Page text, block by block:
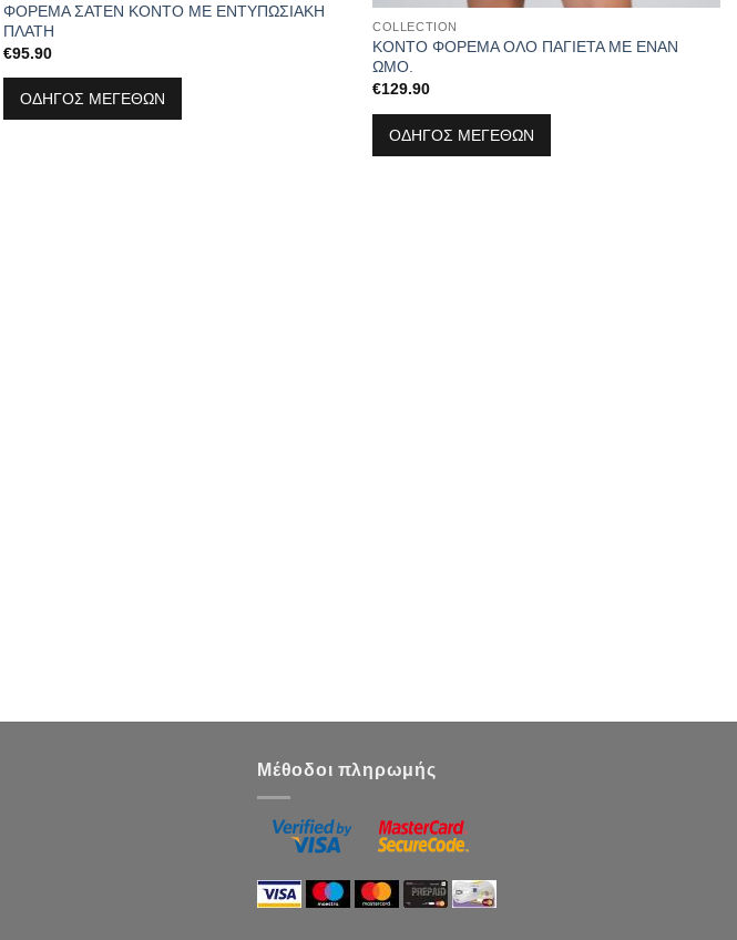
ΦΟΡΕΜΑ ΣΑΤΕΝ ΚΟΝΤΟ ΜΕ ΕΝΤΥΠΩΣΙΑΚΗ
ΠΛΑΤΗ
€95.90
ΟΔΗΓΟΣ ΜΕΓΕΘΩΝ
COLLECTION
ΚΟΝΤΟ ΦΟΡΕΜΑ ΟΛΟ ΠΑΓΙΕΤΑ ΜΕ ΕΝΑΝ
ΩΜΟ.
€129.90
ΟΔΗΓΟΣ ΜΕΓΕΘΩΝ
Μέθοδοι πληρωμής